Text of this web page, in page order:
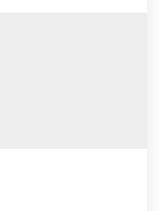
可能♪木の温もりあ
企業パーティ、二次
シャトルバス利用も